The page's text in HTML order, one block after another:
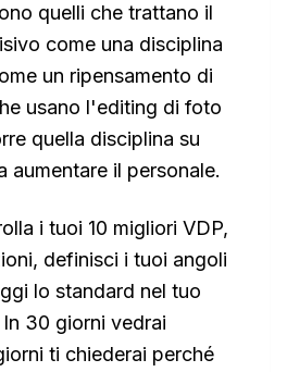
quelli che trattano il
come una disciplina
un ripensamento di
usano l'editing di foto
quella disciplina su
aumentare il personale.
i tuoi 10 migliori VDP,
definisci i tuoi angoli
lo standard nel tuo
30 giorni vedrai
ti chiederai perché